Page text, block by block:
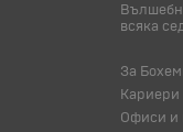
всяка
За
Кариери
Офиси и